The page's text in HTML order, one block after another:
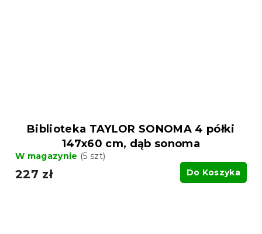
Biblioteka TAYLOR SONOMA 4 półki
147x60 cm, dąb sonoma
W magazynie (5 szt)
227 zł Do Koszyka